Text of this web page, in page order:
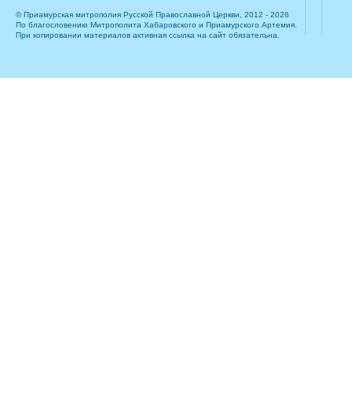
© Приамурская митрополия Русской Православной Церкви, 2012 - 2026
По благословению Митрополита Хабаровского и Приамурского Артемия.
При копировании материалов активная ссылка на сайт обязательна.